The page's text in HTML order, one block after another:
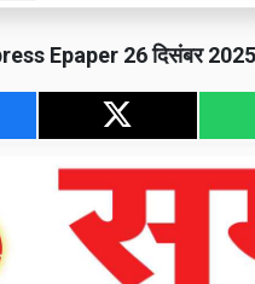
Epaper 26 दिसंबर 2025